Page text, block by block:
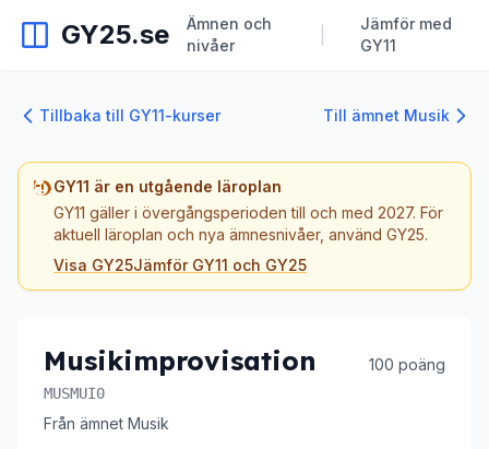
GY25.se
Ämnen och
nivåer
Jämför med
GY11
Tillbaka till GY11-kurser Till ämnet Musik
GY11 är en utgående läroplan
GY11 gäller i övergångsperioden till och med 2027. För
aktuell läroplan och nya ämnesnivåer, använd GY25.
Visa GY25Jämför GY11 och GY25
Musikimprovisation 100 poäng
MUSMUI0
Från ämnet Musik